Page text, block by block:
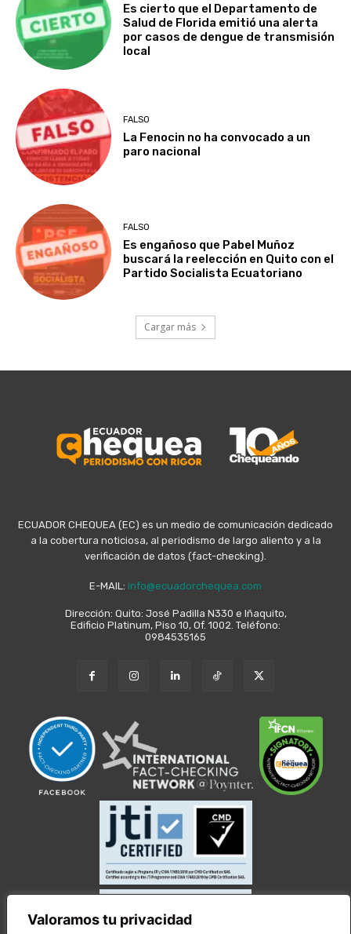
Valoramos tu privacidad
Es cierto que el Departamento de
Salud de Florida emitió una alerta
por casos de dengue de transmisión
local
FALSO
La Fenocin no ha convocado a un
paro nacional
FALSO
Es engañoso que Pabel Muñoz
buscará la reelección en Quito con el
Partido Socialista Ecuatoriano
Cargar más
ECUADOR CHEQUEA (EC) es un medio de comunicación dedicado
a la cobertura noticiosa, al periodismo de largo aliento y a la
verificación de datos (fact-checking).
E-MAIL: info@ecuadorchequea.com
Dirección: Quito: José Padilla N330 e Iñaquito,
Edificio Platinum, Piso 10, Of. 1002. Teléfono:
0984535165